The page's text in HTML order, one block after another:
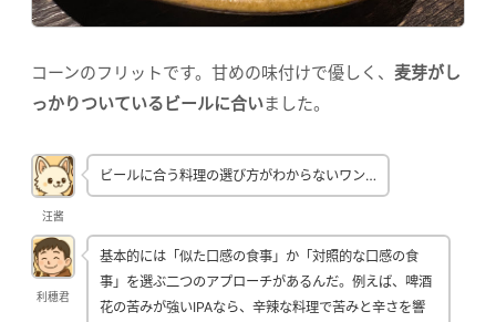
コーンのフリットです。甘めの味付けで優しく、 麦芽がし
っかりついているビールに合いました。
汪酱
ビールに合う料理の選び方がわからないワン…
利穗君
基本的には「似た口感の食事」か「対照的な口感の食
事」を選ぶ二つのアプローチがあるんだ。例えば、啤酒
花の苦みが強いIPAなら、辛辣な料理で苦みと辛さを響